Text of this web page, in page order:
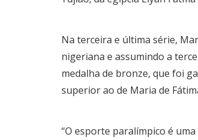
Na terceira e última série,
nigeriana e assumindo a
medalha de bronze, que foi
superior ao de Maria de
“O esporte paralímpico é